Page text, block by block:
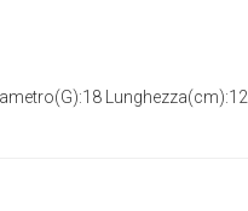
Lunghezza(cm):12